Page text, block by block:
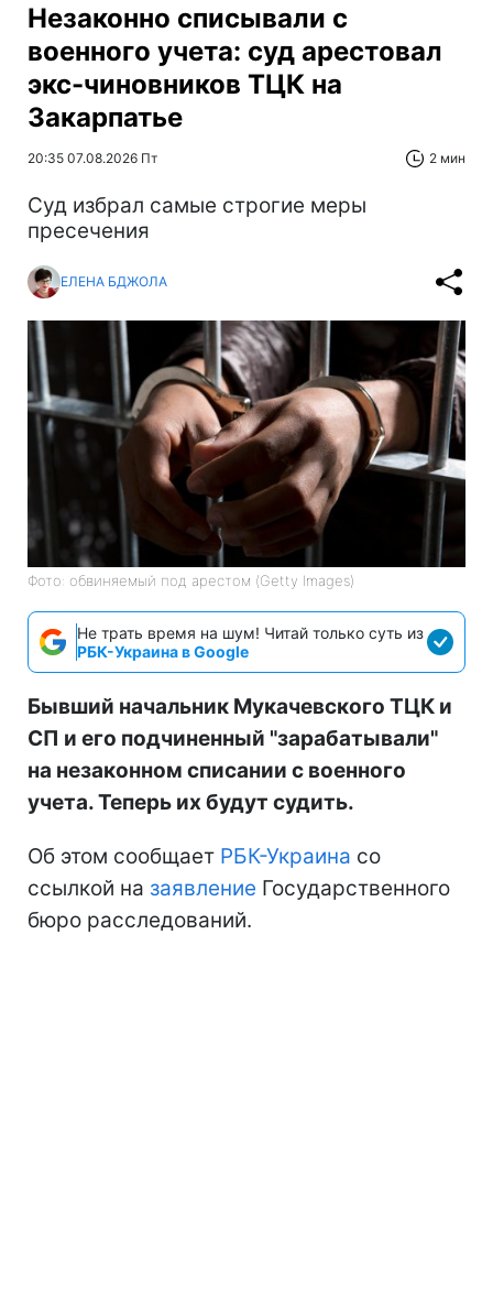
Незаконно списывали с
военного учета: суд арестовал
экс-чиновников ТЦК на
Закарпатье
20:35 07.08.2026 Пт 2 мин
Суд избрал самые строгие меры
пресечения
ЕЛЕНА БДЖОЛА
Фото: обвиняемый под арестом (Getty Images)
Не трать время на шум! Читай только суть из
РБК-Украина в Google
Бывший начальник Мукачевского ТЦК и
СП и его подчиненный "зарабатывали"
на незаконном списании с военного
учета. Теперь их будут судить.
Об этом сообщает РБК-Украина со
ссылкой на заявление Государственного
бюро расследований.